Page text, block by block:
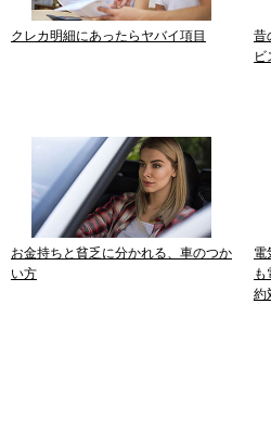
クレカ明細にあったらヤバイ項目
昔
ビ
お金持ちと貧乏に分かれる、車のつか
い方
電
も
約